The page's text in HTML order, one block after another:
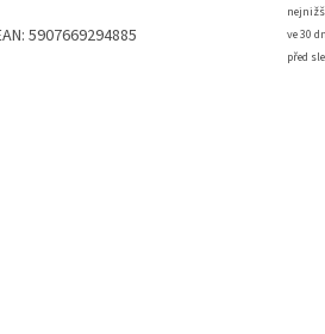
5907669294885